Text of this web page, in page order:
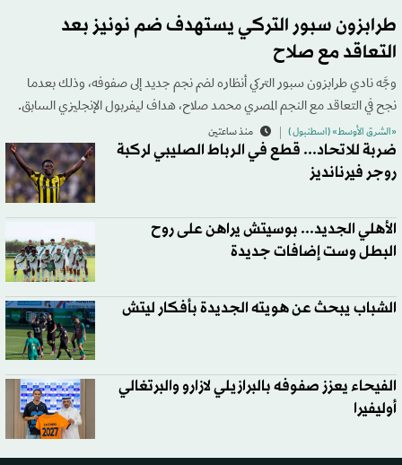
طرابزون سبور التركي يستهدف ضم نونيز بعد
التعاقد مع صلاح
وجَّه نادي طرابزون سبور التركي أنظاره لضم نجم جديد إلى صفوفه، وذلك بعدما
نجح في التعاقد مع النجم المصري محمد صلاح، هداف ليفربول الإنجليزي السابق.
«الشرق الأوسط» (اسطنبول ) منذ ساعتين
ضربة للاتحاد... قطع في الرباط الصليبي لركبة
روجر فيرنانديز
الأهلي الجديد... بوسيتش يراهن على روح
البطل وست إضافات جديدة
الشباب يبحث عن هويته الجديدة بأفكار ليتش
الفيحاء يعزز صفوفه بالبرازيلي لازارو والبرتغالي
أوليفيرا